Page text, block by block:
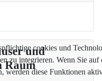
und
Raum
cookies und
zu integrieren. Wenn Sie auf
werden diese Funktionen